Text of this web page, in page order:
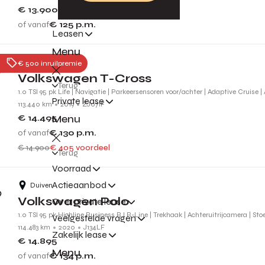
Leasen
Menu
Terug
Private lease
Menu
Terug
Voorraad
Actieaanbod
Over private lease
Veelgestelde vragen
Zakelijk lease
Menu
€ 13.900
of vanaf€ 125 p.m.
€ 500 inruilpremie
Nijmegen
Volkswagen T-Cross
1.0 TSI 95 pk Life | Navigatie | Parkeersensoren voor/achter | Adaptive Cruise
113.440 km
2019 ZJ071F
€ 14.495
of vanaf€ 130 p.m.
€ 14.900€ 405 voordeel
Duiven
Volkswagen Polo
1.0 TSI 95 pk Highline Business R l R-Line | Trekhaak | Achteruitrijcamera |
114.483 km
2020 J134LF
€ 14.895
of vanaf€ 134p.m.